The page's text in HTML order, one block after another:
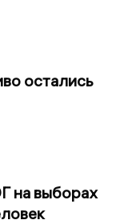
остались
на выборах